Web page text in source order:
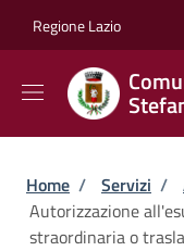
Regione Lazio
Briciole di
Home / Servizi /
Autorizzazione
straordinaria o